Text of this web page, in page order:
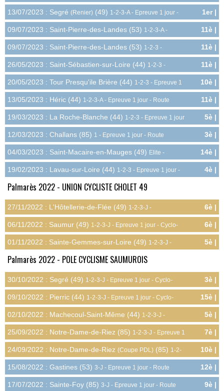
10.0pts
13/07/2023 : Segré (Renier) (49) 1-2-3-A - Epreuve 1 jour -
Route
1er |
15.0pts
09/07/2023 : Saint-Pierre-des-Landes (53) 1-2-3-A -
Epreuve 1 jour - Route
11è |
3.8pts
09/07/2023 : Saint-Pierre-des-Landes (53) 1-2-3 -
Epreuve 1 jour - Route
11è |
3.8pts
26/05/2023 : Saint-Sébastien-sur-Loire (44) 1-2-3 -
Epreuve 1 jour - Route
11è |
3.8pts
20/05/2023 : Tour Presqu'ile Brière (44) 1-2-3 - Epreuve 1
jour - Route
10è |
4.5pts
13/05/2023 : Héric (44) 1-2-3-A - Epreuve 1 jour - Route
11è |
3.8pts
19/03/2023 : La Roche-Blanche (44) 1-2-3 - Epreuve 1 jour
- Route
5è |
9.0pts
12/03/2023 : Challans (85) 1 - Epreuve 1 jour - Route
3è |
12.0pts
04/03/2023 : Saint-Macaire-en-Mauges (49) Elite -
Epreuve 1 jour - Route
14è |
2.0pts
19/02/2023 : Lavau-sur-Loire (44) 1-2-3 - Epreuve 1 jour -
4è |
10.5pts
Palmarès 2022 - UNION CYCLISTE CHOLET 49
27/11/2022 : L'Hôtellerie-de-Flée (49) 1-2-3-J -
Championnat Départemental - Cyclo-cross
6è |
11.3pts
06/11/2022 : Saumur (49) 1-2-3-J - Epreuve 1 jour - Cyclo-
cross
6è |
7.5pts
01/11/2022 : Sainte-Gemmes-sur-Loire (49) 1-2-3-J -
5è |
9.0pts
Palmarès 2022 - POLE CYCLISME SAUMUROIS
30/10/2022 : Segré (49) 1-2-3-J - Epreuve 1 jour - Cyclo-
cross
3è |
12.0pts
09/10/2022 : Pierric (44) 1-2-3-J - Epreuve 1 jour - Cyclo-
cross
15è |
0.8pts
02/10/2022 : Machecoul-Saint-Même (44) 1-2-3-J -
Epreuve 1 jour - Cyclo-cross
5è |
9.0pts
25/09/2022 : Notre-Dame-de-Riez (85) 1-2-3-J - Epreuve 1
jour - Cyclo-cross
7è |
6.8pts
24/09/2022 : Notre-Dame-de-Riez (Coupe PDL) (85) 1-2-
3-J - Epreuve 1 jour - Cyclo-cross
10è |
4.5pts
15/08/2022 : Gastines (53) 3-J - Epreuve 1 jour - Route
12è |
2.0pts
17/07/2022 : Sainte-Foy (85) 3-J - Epreuve 1 jour - Route
9è |